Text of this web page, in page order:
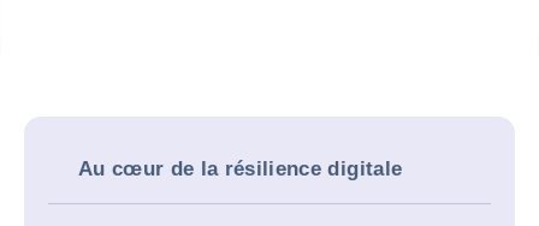
Au cœur de la résilience digitale